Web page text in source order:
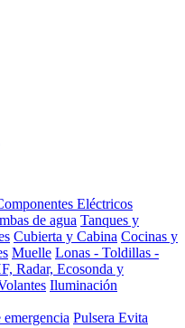
Eléctricos
de agua Tanques y
Cubierta y Cabina Cocinas y
Muelle Lonas - Toldillas -
Radar, Ecosonda y
Iluminación
Pulsera Evita